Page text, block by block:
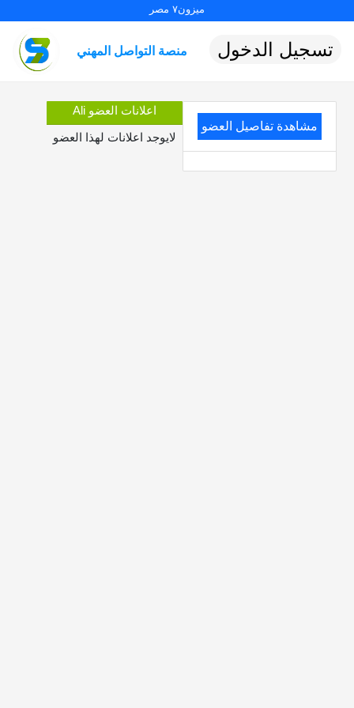
ميزون٧ مصر
منصة التواصل المهني تسجيل الدخول
مشاهدة تفاصيل العضو
اعلانات العضو Ali
لايوجد اعلانات لهذا العضو